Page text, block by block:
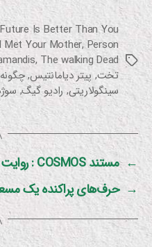
برچسب‌ها
Is Better Than You
Met Your Mother,Person
, The walking Dead
تخت, پیتر دیامانتیس,
سینگولاریتی, رادیو گیگ,
← مستند COSMOS : روایت حماسی جدید از معمای هستی
→ حرف‌های پراکنده یک